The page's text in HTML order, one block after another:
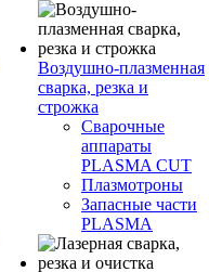
Воздушно-плазменная
сварка, резка и
строжка
Сварочные
аппараты
PLASMA CUT
Плазмотроны
Запасные части
PLASMA